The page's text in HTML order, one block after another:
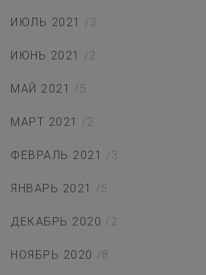
ИЮЛЬ 2021 /3
ИЮНЬ 2021 /2
МАЙ 2021 /5
МАРТ 2021 /2
ФЕВРАЛЬ 2021 /3
ЯНВАРЬ 2021 /5
ДЕКАБРЬ 2020 /2
НОЯБРЬ 2020 /8